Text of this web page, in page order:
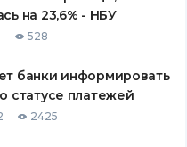
на 23,6% - НБУ
528
банки информировать
статусе платежей
2425